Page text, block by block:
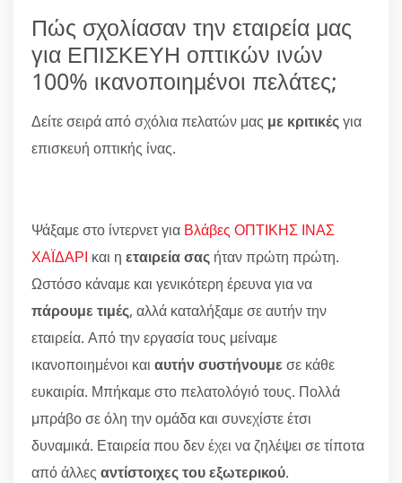
Πώς σχολίασαν την εταιρεία μας
για ΕΠΙΣΚΕΥΗ οπτικών ινών
100% ικανοποιημένοι πελάτες;
Δείτε σειρά από σχόλια πελατών μας με κριτικέςγια
επισκευή οπτικής ίνας.
Ψάξαμε στο ίντερνετ για Βλάβες ΟΠΤΙΚΗΣ ΙΝΑΣ
ΧΑΪΔΑΡΙ και η εταιρεία σας ήταν πρώτη πρώτη.
Ωστόσο κάναμε και γενικότερη έρευνα για να
πάρουμε τιμές, αλλά καταλήξαμε σε αυτήν την
εταιρεία. Από την εργασία τους μείναμε
ικανοποιημένοι και αυτήν συστήνουμε σε κάθε
ευκαιρία. Μπήκαμε στο πελατολόγιό τους. Πολλά
μπράβο σε όλη την ομάδα και συνεχίστε έτσι
δυναμικά. Εταιρεία που δεν έχει να ζηλέψει σε τίποτα
από άλλες αντίστοιχες του εξωτερικού.